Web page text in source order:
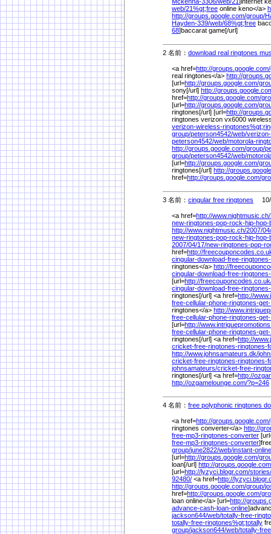
web/21%gt;free online keno</a>
http://groups.google.com/group/
Hayden-339/web/68%gt;free
68]baccarat game[/url]
2 名前： download real ringtones
<a href=http://groups.google.com/
real ringtones</a> http://
[url=http://groups.google.com/
sony[/url] http://
href=http://groups.google.com/
[url=http://groups.google.com/
ringtones[/url] [url=http://
ringtones verizon vx6000
verizon-wireless-ringtones%
group/peterson4542/web/
peterson4542/web/motorola-
http://groups.google.com/group/
group/peterson4542/web/
[url=http://groups.google.com/
ringtones[/url] http://
href=http://groups.google.com/
3 名前： cingular free ringtones 10/
<a href=http://www.nightmusic.ch/
new-ringtones-pop-rock-hip-
http://www.nightmusic.ch/2007/04/
new-ringtones-pop-rock-hip-
2007/04/17/new-ringtones-pop-
href=http://
cingular-download-free-
ringtones</a> http://
cingular-download-free-
[url=http://
cingular-download-free-
ringtones[/url] <a href=http://
free-cellular-phone-ringtones-
ringtones</a> http://
free-cellular-phone-ringtones-
[url=http://
free-cellular-phone-ringtones-
ringtones[/url] <a href=http://
cricket-free-ringtones-ringtones-
http://www.johnsamateurs.dk/
cricket-free-ringtones-ringtones-
johnsamateurs/cricket-free-
ringtones[/url] <a href=http://
http://ozgamelounge.com/?p=246
4 名前： free polyphonic ringtones
<a href=http://groups.google.com/
ringtones converter</a> http://
free-mp3-ringtones-converter
free-mp3-ringtones-converter
group/june2822/web/instant-
[url=http://groups.google.com/
loan[/url] http://
[url=http://lyzyci.blogr.com/stories/
92480/ <a href=http://
http://groups.google.com/group/
href=http://groups.google.com/
loan online</a> [url=http://
advance-cash-loan-online
jackson644/web/totally-free-
totally-free-ringtones%gt;totally
group/jackson644/web/totally-